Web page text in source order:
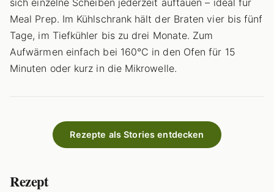
Meal Prep. Im Kühlschrank hält der Braten vier bis fünf
Tage, im Tiefkühler bis zu drei Monate. Zum
Aufwärmen einfach bei 160°C in den Ofen für 15
Minuten oder kurz in die Mikrowelle.
Rezepte als Stories entdecken
Rezept